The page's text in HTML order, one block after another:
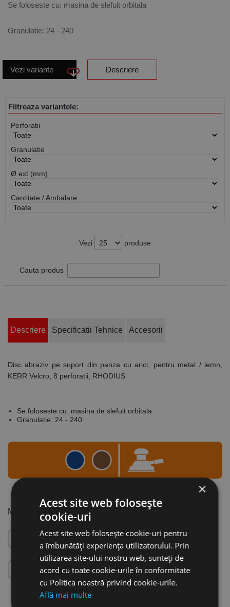
Se foloseste cu: masina de slefuit orbitala
Granulatie: 24 - 240
Vezi variante Descriere
Filtreaza variantele:
Perforatii
Granulatie
Ø ext (mm)
Cantitate / Ambalare
Vezi produse
Cauta produs
Descriere Specificatii Tehnice Accesorii
Disc abraziv pe suport din panza cu arici, pentru metal / lemn,
KERR Velcro, 8 perforatii, RHODIUS
Se foloseste cu: masina de slefuit orbitala
Granulatie: 24 - 240
MATERIAL
×
Acest site web folosește
cookie-uri
Acest site web folosește cookie-uri pentru
a îmbunătăți experiența utilizatorului. Prin
utilizarea site-ului nostru web, sunteți de
acord cu toate cookie-urile în conformitate
cu Politica noastră privind cookie-urile.
Află mai multe